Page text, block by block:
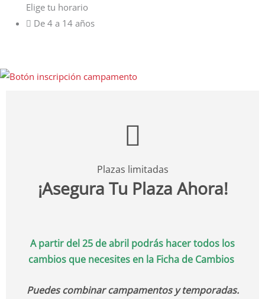
Elige tu horario
De 4 a 14 años
Plazas limitadas
¡Asegura Tu Plaza Ahora!
A partir del 25 de abril podrás hacer todos los
cambios que necesites en la Ficha de Cambios
Puedes combinar campamentos y temporadas.